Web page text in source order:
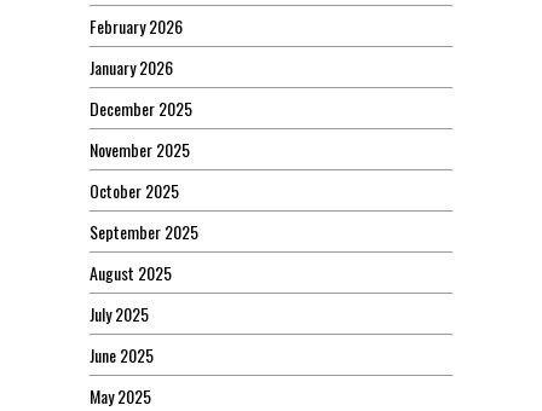
February 2026
January 2026
December 2025
November 2025
October 2025
September 2025
August 2025
July 2025
June 2025
May 2025